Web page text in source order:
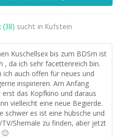
sucht in Kufstein
Kuschellsex bis zum BDSm ist
, da ich sehr facettenreich bin.
ich auch offen für neues und
inspirieren. Am Anfang
das Kopfkino und daraus
vielleicht eine neue Begierde.
schwer es ist eine hübsche und
Shemale zu finden, aber jetzt